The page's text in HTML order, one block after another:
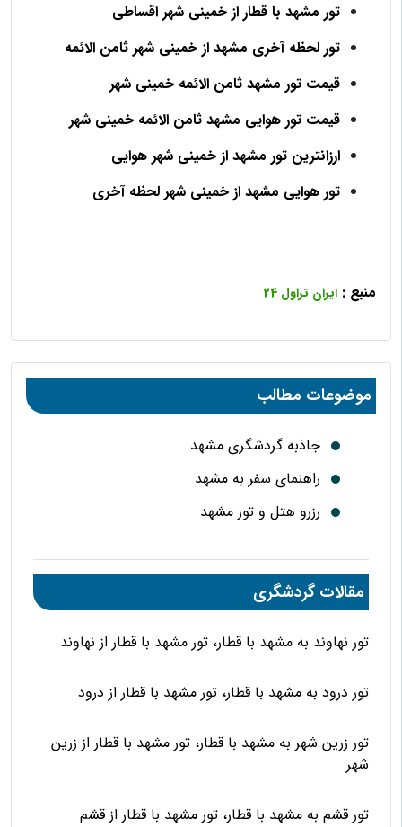
تور مشهد با قطار از خمینی شهر اقساطی
تور لحظه آخری مشهد از خمینی شهر ثامن الائمه
قیمت تور مشهد ثامن الائمه خمینی شهر
قیمت تور هوایی مشهد ثامن الائمه خمینی شهر
ارزانترین تور مشهد از خمینی شهر هوایی
تور هوایی مشهد از خمینی شهر لحظه آخری
منبع : ایران تراول 24
موضوعات مطالب
جاذبه گردشگری مشهد
راهنمای سفر به مشهد
رزرو هتل و تور مشهد
مقالات گردشگری
تور نهاوند به مشهد با قطار، تور مشهد با قطار از نهاوند
تور درود به مشهد با قطار، تور مشهد با قطار از درود
تور زرین شهر به مشهد با قطار، تور مشهد با قطار از زرین
شهر
تور قشم به مشهد با قطار، تور مشهد با قطار از قشم